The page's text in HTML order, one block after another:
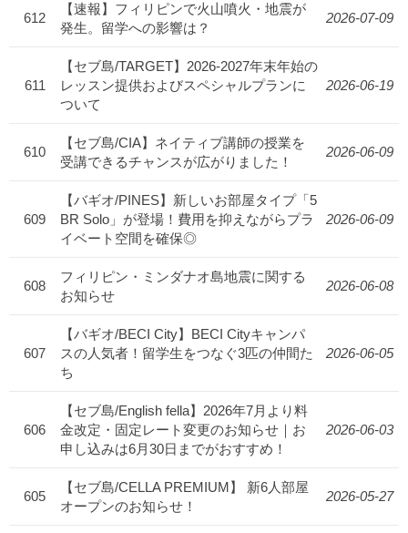
612
【速報】フィリピンで火山噴火・地震が
発生。留学への影響は？
2026-07-09
611
【セブ島/TARGET】2026-2027年末年始の
レッスン提供およびスペシャルプランに
ついて
2026-06-19
610
【セブ島/CIA】ネイティブ講師の授業を
受講できるチャンスが広がりました！
2026-06-09
609
【バギオ/PINES】新しいお部屋タイプ「5
BR Solo」が登場！費用を抑えながらプラ
イベート空間を確保◎
2026-06-09
608
フィリピン・ミンダナオ島地震に関する
お知らせ
2026-06-08
607
【バギオ/BECI City】BECI Cityキャンパ
スの人気者！留学生をつなぐ3匹の仲間た
ち
2026-06-05
606
【セブ島/English fella】2026年7月より料
金改定・固定レート変更のお知らせ｜お
申し込みは6月30日までがおすすめ！
2026-06-03
605
【セブ島/CELLA PREMIUM】 新6人部屋
オープンのお知らせ！
2026-05-27